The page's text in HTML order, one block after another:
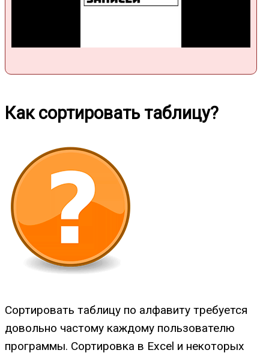
Как сортировать таблицу?
Сортировать таблицу по алфавиту требуется
довольно частому каждому пользователю
программы. Сортировка в Excel и некоторых